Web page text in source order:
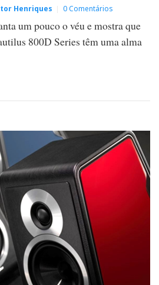
Henriques 0 Comentários
um pouco o véu e mostra que
800D Series têm uma alma